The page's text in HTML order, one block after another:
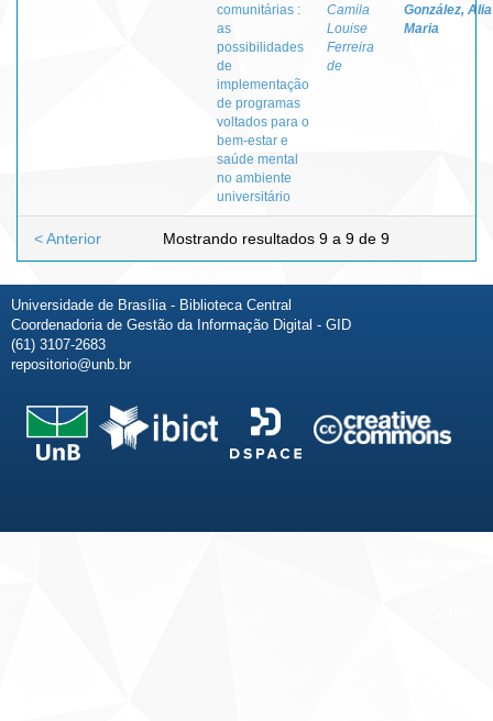
comunitárias :
as
possibilidades
de
implementação
de programas
voltados para o
bem-estar e
saúde mental
no ambiente
universitário
Camila
Louise
Ferreira
de
González, Alia
Maria
Mostrando resultados 9 a 9 de 9
< Anterior
Universidade de Brasília - Biblioteca Central
Coordenadoria de Gestão da Informação Digital - GID
(61) 3107-2683
repositorio@unb.br